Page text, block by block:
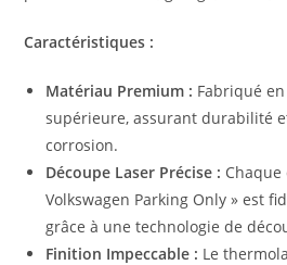
Caractéristiques :
Matériau Premium : Fabriqué
supérieure, assurant durabilité
corrosion.
Découpe Laser Précise :
Volkswagen Parking Only » est
grâce à une technologie de
Finition Impeccable : Le